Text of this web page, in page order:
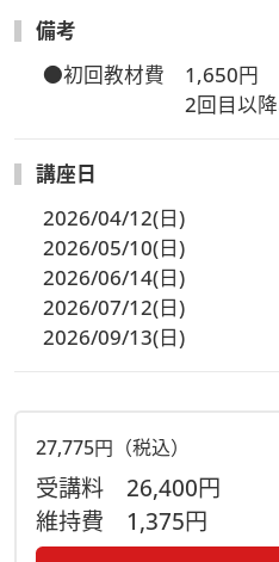
備考
●初回教材費　1,650円
2回目以降、教
講座日
2026/04/12(日)
2026/05/10(日)
2026/06/14(日)
2026/07/12(日)
2026/09/13(日)
27,775円（税込）
受講料 26,400円
維持費 1,375円